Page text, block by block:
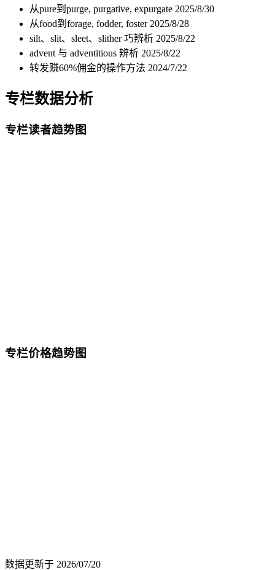
从pure到purge, purgative, expurgate 2025/8/30
从food到forage, fodder, foster 2025/8/28
silt、slit、sleet、slither 巧辨析 2025/8/22
advent 与 adventitious 辨析 2025/8/22
转发赚60%佣金的操作方法 2024/7/22
专栏数据分析
专栏读者趋势图
专栏价格趋势图
数据更新于 2026/07/20